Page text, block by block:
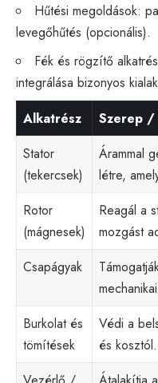
Hűtési megoldások:
levegőhűtés (opcionális).
Fék és rögzítő
integrálása bizonyos
Alkatrész
Szerep /
Stator
(tekercsek)
Árammal
létre,
Rotor
(mágnesek)
Reagál a
mozgást
Csapágyak
Burkolat és
tömítések
Védi a
és kosztól.